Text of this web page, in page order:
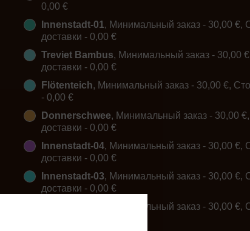
0,00 €
Innenstadt-01, Минимальный заказ - 30,00 €,
доставки - 0,00 €
Treviet Bambus, Минимальный заказ - 30,00
доставки - 0,00 €
Flötenteich, Минимальный заказ - 30,00 €,
- 0,00 €
Donnerschwee, Минимальный заказ - 30,00
доставки - 0,00 €
Innenstadt-04, Минимальный заказ - 30,00 €,
доставки - 0,00 €
Innenstadt-03, Минимальный заказ - 30,00 €,
доставки - 0,00 €
, Минимальный заказ - 30,00 €,